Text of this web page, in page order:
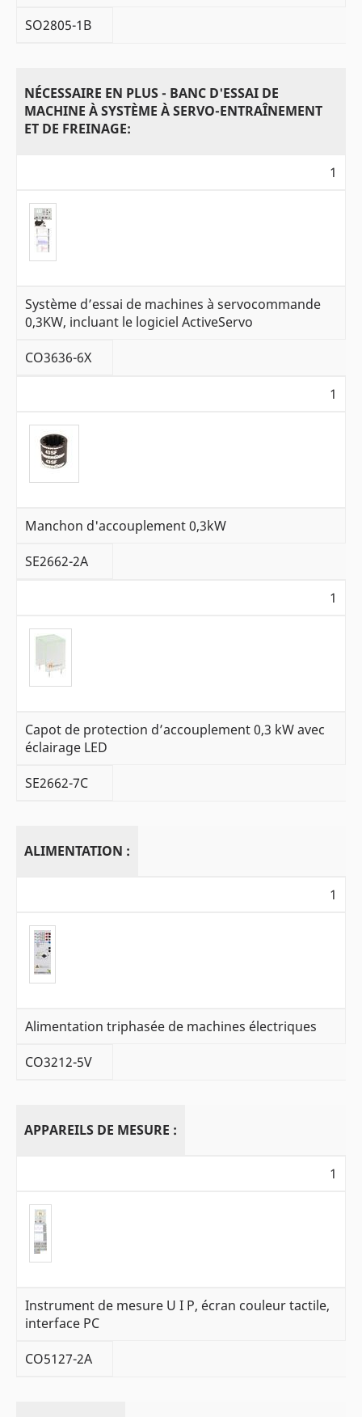
SO2805-1B
NÉCESSAIRE EN PLUS - BANC D'ESSAI DE
MACHINE À SYSTÈME À SERVO-ENTRAÎNEMENT
ET DE FREINAGE:
1
Système d’essai de machines à servocommande
0,3KW, incluant le logiciel ActiveServo
CO3636-6X
1
Manchon d'accouplement 0,3kW
SE2662-2A
1
Capot de protection d’accouplement 0,3 kW avec
éclairage LED
SE2662-7C
ALIMENTATION :
1
Alimentation triphasée de machines électriques
CO3212-5V
APPAREILS DE MESURE :
1
Instrument de mesure U I P, écran couleur tactile,
interface PC
CO5127-2A